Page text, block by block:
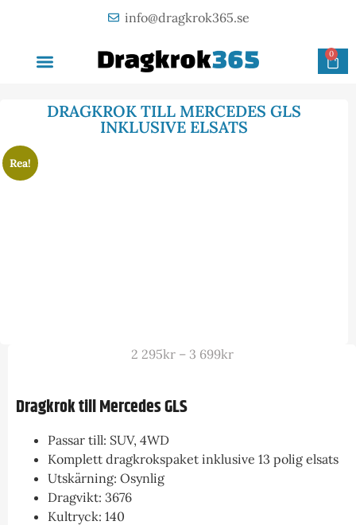
info@dragkrok365.se
0
DRAGKROK TILL MERCEDES GLS
INKLUSIVE ELSATS
Rea!
2 295kr – 3 699kr
Dragkrok till Mercedes GLS
Passar till: SUV, 4WD
Komplett dragkrokspaket inklusive 13 polig elsats
Utskärning: Osynlig
Dragvikt: 3676
Kultryck: 140